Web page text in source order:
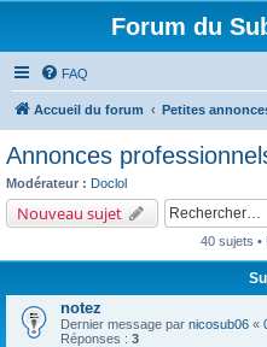
Forum du
FAQ
Accueil du forum Petites
Annonces
Modérateur : Doclol
Nouveau sujet
40 sujets •
notez
Dernier message par nicosub06 «
Réponses : 3